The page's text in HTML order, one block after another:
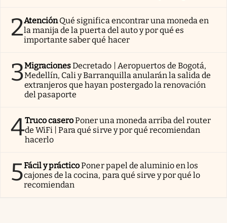
2AtenciónQué significa encontrar una moneda en
la manija de la puerta del auto y por qué es
importante saber qué hacer
3MigracionesDecretado | Aeropuertos de Bogotá,
Medellín, Cali y Barranquilla anularán la salida de
extranjeros que hayan postergado la renovación
del pasaporte
4Truco caseroPoner una moneda arriba del router
de WiFi | Para qué sirve y por qué recomiendan
hacerlo
5Fácil y prácticoPoner papel de aluminio en los
cajones de la cocina, para qué sirve y por qué lo
recomiendan